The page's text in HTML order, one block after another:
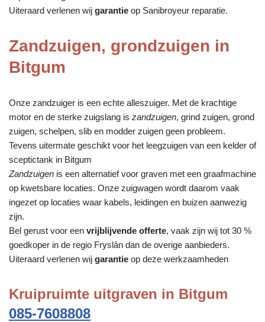
Uiteraard verlenen wij garantie op Sanibroyeur reparatie.
Zandzuigen, grondzuigen in
Bitgum
Onze zandzuiger is een echte alleszuiger. Met de krachtige
motor en de sterke zuigslang is zandzuigen, grind zuigen, grond
zuigen, schelpen, slib en modder zuigen geen probleem.
Tevens uitermate geschikt voor het leegzuigen van een kelder of
sceptictank in Bitgum
Zandzuigen is een alternatief voor graven met een graafmachine
op kwetsbare locaties. Onze zuigwagen wordt daarom vaak
ingezet op locaties waar kabels, leidingen en buizen aanwezig
zijn.
Bel gerust voor een vrijblijvende offerte, vaak zijn wij tot 30 %
goedkoper in de regio Fryslân dan de overige aanbieders.
Uiteraard verlenen wij garantie op deze werkzaamheden
Kruipruimte uitgraven in Bitgum
085-7608808